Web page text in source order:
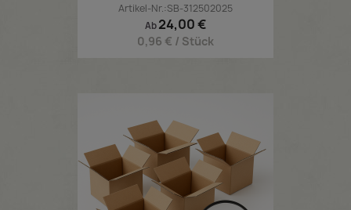
Artikel-Nr.:SB-312502025
Ab Preis
24,00 €
0,96 € / Stück